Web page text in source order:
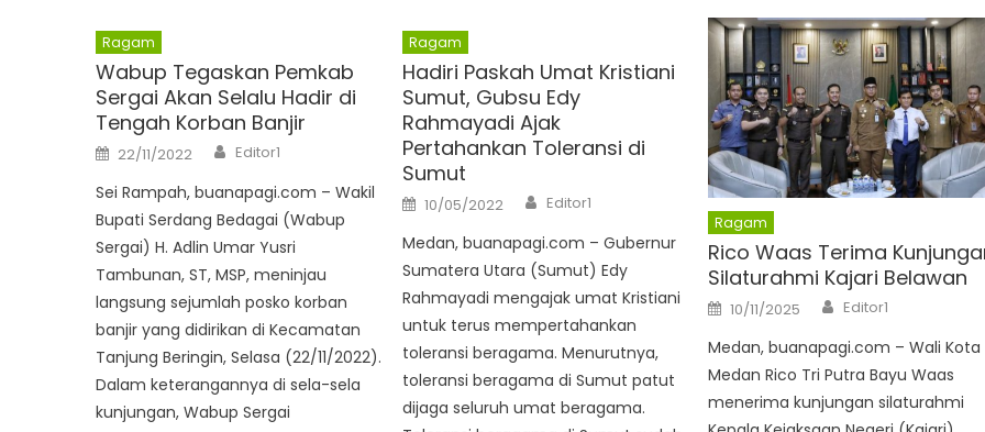
Ragam
Wabup Tegaskan Pemkab
Sergai Akan Selalu Hadir di
Tengah Korban Banjir
Posted
on
22/11/2022 Author
Editor1
Sei Rampah, buanapagi.com – Wakil
Bupati Serdang Bedagai (Wabup
Sergai) H. Adlin Umar Yusri
Tambunan, ST, MSP, meninjau
langsung sejumlah posko korban
banjir yang didirikan di Kecamatan
Tanjung Beringin, Selasa (22/11/2022).
Dalam keterangannya di sela-sela
kunjungan, Wabup Sergai
Ragam
Hadiri Paskah Umat Kristiani
Sumut, Gubsu Edy
Rahmayadi Ajak
Pertahankan Toleransi di
Sumut
Posted
on
10/05/2022 Author
Editor1
Medan, buanapagi.com – Gubernur
Sumatera Utara (Sumut) Edy
Rahmayadi mengajak umat Kristiani
untuk terus mempertahankan
toleransi beragama. Menurutnya,
toleransi beragama di Sumut patut
dijaga seluruh umat beragama.
Ragam
Rico Waas Terima
Silaturahmi Kajari Belawan
Posted
on
10/11/2025 Author
Editor1
Medan, buanapagi.com – Wali Kota
Medan Rico Tri Putra Bayu Waas
menerima kunjungan silaturahmi